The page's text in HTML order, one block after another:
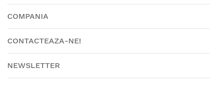
COMPANIA
CONTACTEAZA-NE!
NEWSLETTER